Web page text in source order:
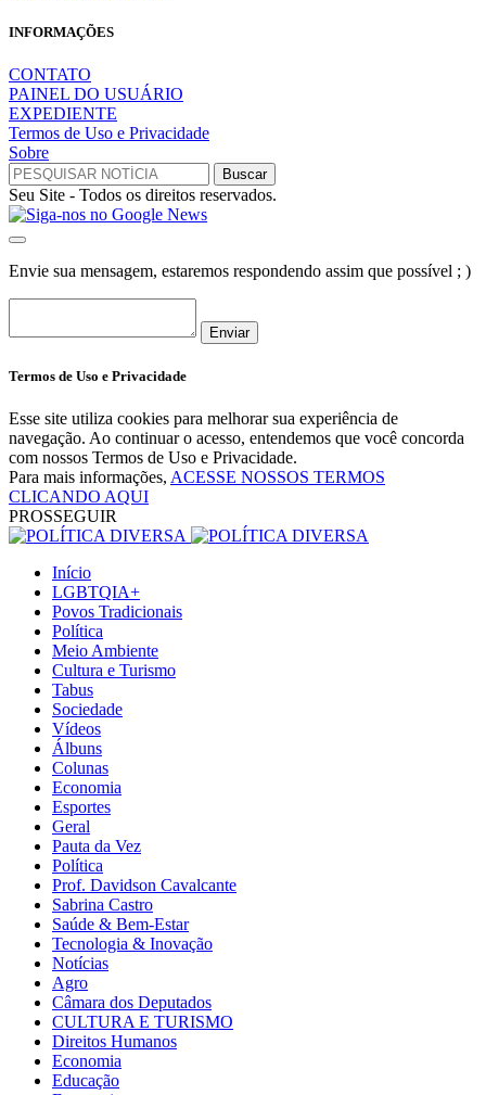
INFORMAÇÕES
CONTATO
PAINEL DO USUÁRIO
EXPEDIENTE
Termos de Uso e Privacidade
Sobre
Seu Site - Todos os direitos reservados.
Envie sua mensagem, estaremos respondendo assim que possível ; )
Enviar
Termos de Uso e Privacidade
Esse site utiliza cookies para melhorar sua experiência de
navegação. Ao continuar o acesso, entendemos que você concorda
com nossos Termos de Uso e Privacidade.
Para mais informações, ACESSE NOSSOS TERMOS
CLICANDO AQUI
PROSSEGUIR
Início
LGBTQIA+
Povos Tradicionais
Política
Meio Ambiente
Cultura e Turismo
Tabus
Sociedade
Vídeos
Álbuns
Colunas
Economia
Esportes
Geral
Pauta da Vez
Política
Prof. Davidson Cavalcante
Sabrina Castro
Saúde & Bem-Estar
Tecnologia & Inovação
Notícias
Agro
Câmara dos Deputados
CULTURA E TURISMO
Direitos Humanos
Economia
Educação